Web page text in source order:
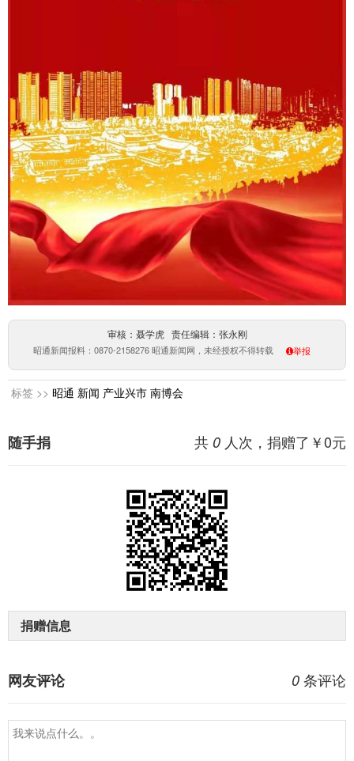
审核：聂学虎 责任编辑：张永刚
昭通新闻报料：0870-2158276 昭通新闻网，未经授权不得转载 举报
标签 >> 昭通 新闻 产业兴市 南博会
共 0 人次，捐赠了￥0元
随手捐
捐赠信息
0 条评论
网友评论